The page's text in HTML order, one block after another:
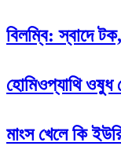
বিলম্বি: স্বাদে
হোমিওপ্যাথি ওষুধ
মাংস খেলে কি